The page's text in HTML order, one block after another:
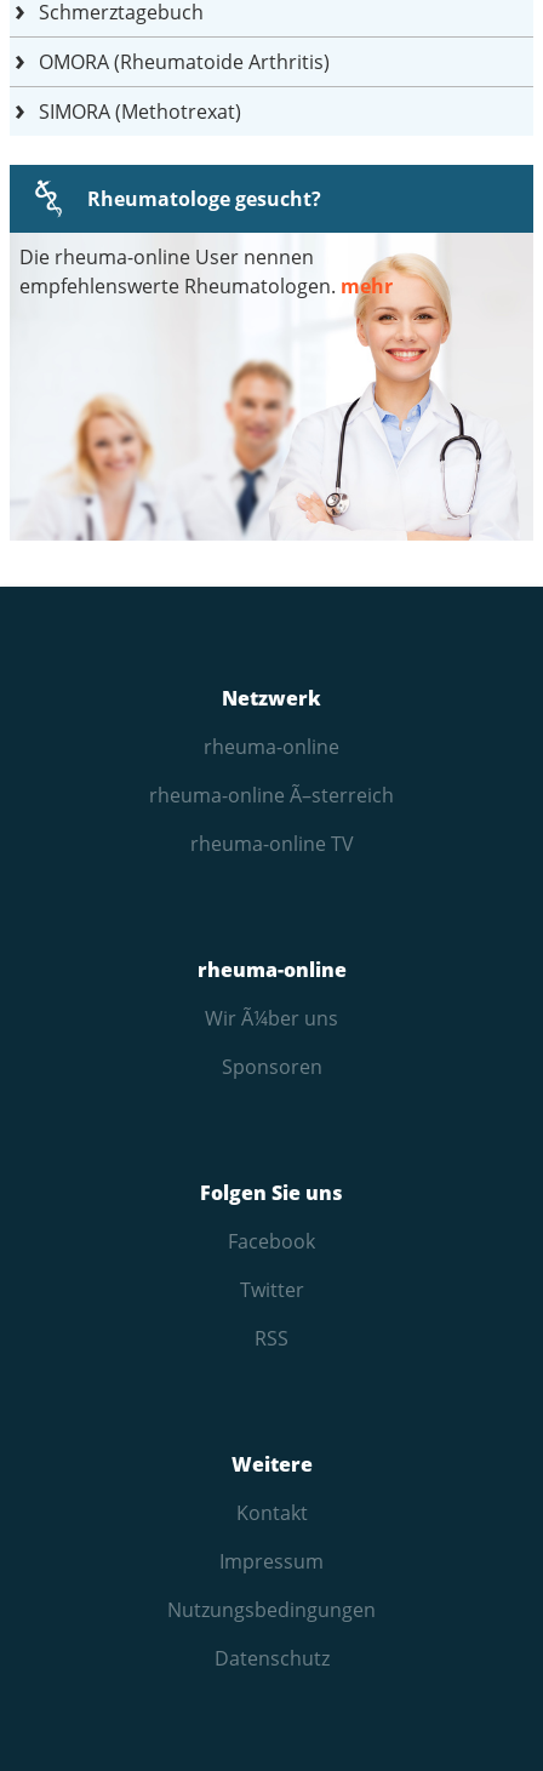
Schmerztagebuch
OMORA (Rheumatoide Arthritis)
SIMORA (Methotrexat)
Rheumatologe gesucht?
Die rheuma-online User nennen
empfehlenswerte Rheumatologen. mehr
Netzwerk
rheuma-online
rheuma-online Ã–sterreich
rheuma-online TV
rheuma-online
Wir Ã¼ber uns
Sponsoren
Folgen Sie uns
Facebook
Twitter
RSS
Weitere
Kontakt
Impressum
Nutzungs­bedingungen
Datenschutz